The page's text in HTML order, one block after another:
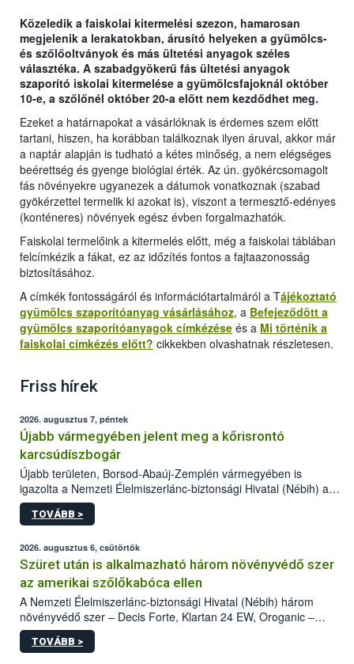
Közeledik a faiskolai kitermelési szezon, hamarosan
megjelenik a lerakatokban, árusító helyeken a gyümölcs-
és szőlőoltványok és más ültetési anyagok széles
választéka. A szabadgyökerű fás ültetési anyagok
szaporító iskolai kitermelése a gyümölcsfajoknál október
10-e, a szőlőnél október 20-a előtt nem kezdődhet meg.
Ezeket a határnapokat a vásárlóknak is érdemes szem előtt
tartani, hiszen, ha korábban találkoznak ilyen áruval, akkor már
a naptár alapján is tudható a kétes minőség, a nem elégséges
beérettség és gyenge biológiai érték. Az ún. gyökércsomagolt
fás növényekre ugyanezek a dátumok vonatkoznak (szabad
gyökérzettel termelik ki azokat is), viszont a termesztő-edényes
(konténeres) növények egész évben forgalmazhatók.
Faiskolai termelőink a kitermelés előtt, még a faiskolai táblában
felcímkézik a fákat, ez az időzítés fontos a fajtaazonosság
biztosításához.
A címkék fontosságáról és információtartalmáról a Tájékoztató
gyümölcs szaporítóanyag vásárlásához, a Befejeződött a
gyümölcs szaporítóanyagok címkézése és a Mi történik a
faiskolai címkézés előtt? cikkekben olvashatnak részletesen.
Friss hírek
2026. augusztus 7, péntek
Újabb vármegyében jelent meg a kőrisrontó
karcsúdíszbogár
Újabb területen, Borsod-Abaúj-Zemplén vármegyében is
igazolta a Nemzeti Élelmiszerlánc-biztonsági Hivatal (Nébih) a
kőrisrontó karcsúdíszbogár (Agrilus planipennis) jelenlétét. A
kártevőt nem csak színcsapdában találták meg, de már fertőzött
az intenzív felderítést, emellett az intézkedéseket a szlovák
hatósággal is összehangolják a terjedés megállítása érdekében.
TOVÁBB >
2026. augusztus 6, csütörtök
Szüret után is alkalmazható három növényvédő szer
az amerikai szőlőkabóca ellen
A Nemzeti Élelmiszerlánc-biztonsági Hivatal (Nébih) három
növényvédő szer – Decis Forte, Klartan 24 EW, Oroganic –
engedélyokiratát módosította, így azok a szüretet követően,
egészen a vesszőérettség (BBCH 91) stádiumáig
TOVÁBB >